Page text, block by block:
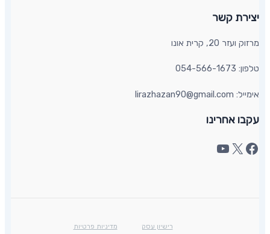
יצירת קשר​
מרזוק ועזר 20, קרית אונו​
טלפון: 054-566-1673
אימייל: lirazhazan90@gmail.com
עקבו אחרינו
רישיון עסק מדיניות פרטיות